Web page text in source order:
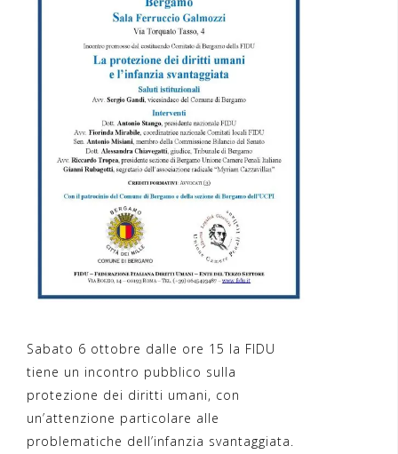
Sabato 6 ottobre dalle ore 15 la FIDU
tiene un incontro pubblico sulla
protezione dei diritti umani, con
un’attenzione particolare alle
problematiche dell’infanzia svantaggiata.